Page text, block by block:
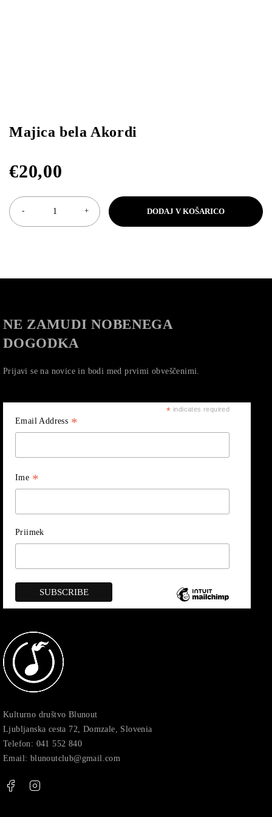
Majica bela Akordi
€20,00
DODAJ V KOŠARICO
NE ZAMUDI NOBENEGA
DOGODKA
Prijavi se na novice in bodi med prvimi obveščenimi.
* indicates required
Email Address *
Ime *
Priimek
Kulturno društvo Blunout
Ljubljanska cesta 72, Domzale, Slovenia
Telefon: 041 552 840
Email: blunoutclub@gmail.com